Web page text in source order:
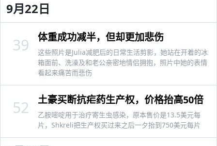
9月22日
体重成功减半，但却更加悲伤
这些照片是Julia减肥后的日常生活剪影，她站在开着的冰
箱面前、洗澡及和老公亲密地情侣拥抱，照片中她的表情
看起来痛苦而悲伤
39
土豪买断抗疟药生产权，价格抬高50倍
乙胺嘧啶用于治疗寄生虫感染，原本售价是13.5美元每
片，Shkreli把生产权买过来之后一夕抬到750美元每片
52